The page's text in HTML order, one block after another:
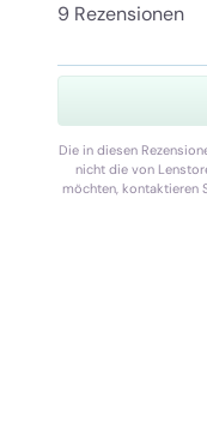
9 Rezensionen
Die in diesen
nicht die von
möchten, kontaktieren